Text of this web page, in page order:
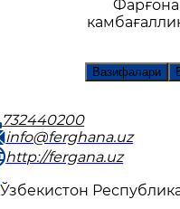
Вазифалари
732440200
info@ferghana.uz
http://fergana.uz
Ўзбекистон